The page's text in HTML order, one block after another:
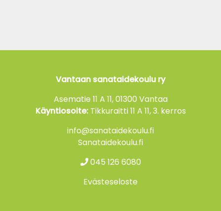
Vantaan sanataidekoulu ry
Asematie 11 A 11, 01300 Vantaa
Käyntiosoite:Tikkuraitti 11 A 11, 3. kerros
info@sanataidekoulu.fi
Sanataidekoulu.fi
045 126 6080
Evästeseloste